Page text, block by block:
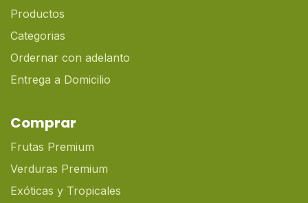
Productos
Categorias
Ordernar con adelanto
Entrega a Domicilio
Comprar
Frutas Premium
Verduras Premium
Exóticas y Tropicales